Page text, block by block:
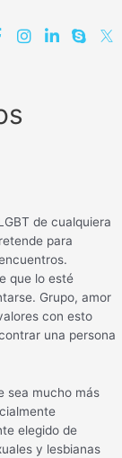
de cualquiera
para
que lo esté
Grupo, amor
con esto
una persona
sea mucho más
elegido de
y lesbianas